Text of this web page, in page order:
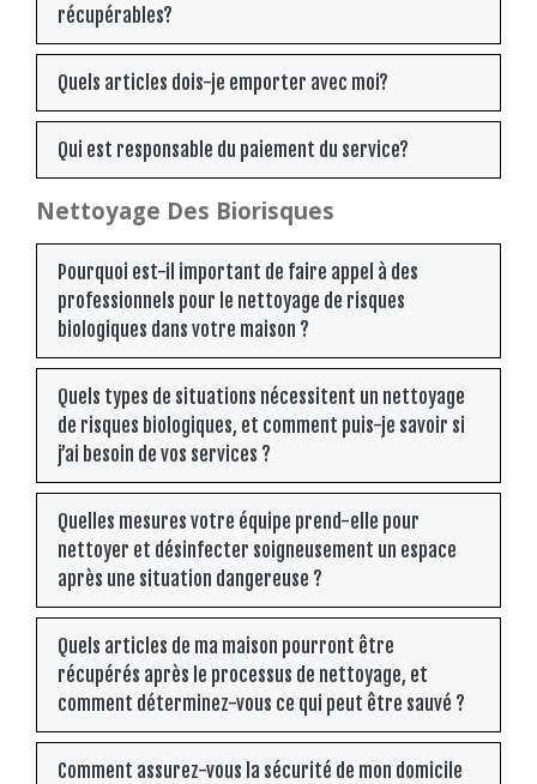
récupérables?
Quels articles dois-je emporter avec moi?
Qui est responsable du paiement du service?
Nettoyage Des Biorisques
Pourquoi est-il important de faire appel à des
professionnels pour le nettoyage de risques
biologiques dans votre maison ?
Quels types de situations nécessitent un nettoyage
de risques biologiques, et comment puis-je savoir si
j’ai besoin de vos services ?
Quelles mesures votre équipe prend-elle pour
nettoyer et désinfecter soigneusement un espace
après une situation dangereuse ?
Quels articles de ma maison pourront être
récupérés après le processus de nettoyage, et
comment déterminez-vous ce qui peut être sauvé ?
Comment assurez-vous la sécurité de mon domicile